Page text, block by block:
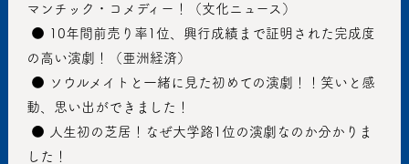
マンチック・コメディー！（文化ニュース）
の高い演劇！（亜洲経済）
動、思い出ができました！
した！